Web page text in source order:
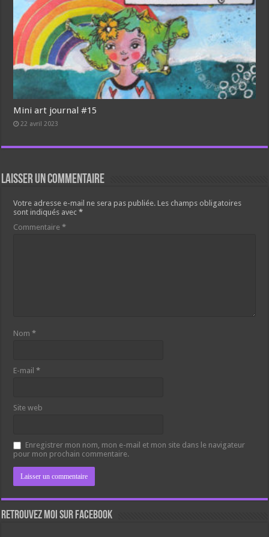
Mini art journal #15
22 avril 2023
Laisser un commentaire
Votre adresse e-mail ne sera pas publiée. Les champs obligatoires
sont indiqués avec*
Commentaire*
Nom*
E-mail*
Site web
Enregistrer mon nom, mon e-mail et mon site dans le navigateur
pour mon prochain commentaire.
Retrouvez moi sur Facebook